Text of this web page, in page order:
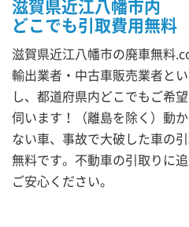
滋賀県近江八幡市内
どこでも引取費用無料
滋賀県近江八幡市の廃車無料
輸出業者・中古車販売業者と
し、都道府県内どこでもご希
伺います！（離島を除く）動
ない車、事故で大破した車の
無料です。不動車の引取りに
ご安心ください。